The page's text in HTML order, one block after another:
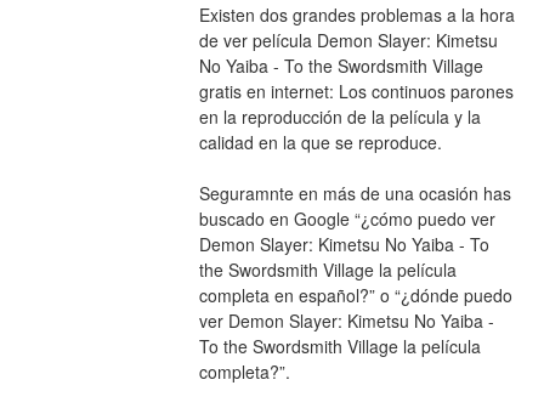
Existen dos grandes problemas a la hora
de ver película Demon Slayer: Kimetsu
No Yaiba - To the Swordsmith Village
gratis en internet: Los continuos parones
en la reproducción de la película y la
calidad en la que se reproduce.
Seguramnte en más de una ocasión has
buscado en Google “¿cómo puedo ver
Demon Slayer: Kimetsu No Yaiba - To
the Swordsmith Village la película
completa en español?” o “¿dónde puedo
ver Demon Slayer: Kimetsu No Yaiba -
To the Swordsmith Village la película
completa?”.